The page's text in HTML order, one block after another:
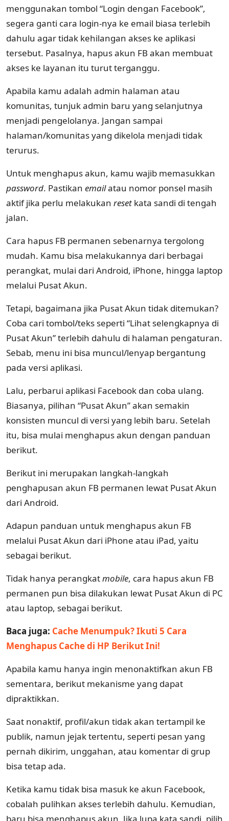
menggunakan tombol “Login dengan Facebook”,
segera ganti cara login-nya ke email biasa terlebih
dahulu agar tidak kehilangan akses ke aplikasi
tersebut. Pasalnya, hapus akun FB akan membuat
akses ke layanan itu turut terganggu.
Apabila kamu adalah admin halaman atau
komunitas, tunjuk admin baru yang selanjutnya
menjadi pengelolanya. Jangan sampai
halaman/komunitas yang dikelola menjadi tidak
terurus.
Untuk menghapus akun, kamu wajib memasukkan
password. Pastikan emailatau nomor ponsel masih
aktif jika perlu melakukan reset kata sandi di tengah
jalan.
Cara hapus FB permanen sebenarnya tergolong
mudah. Kamu bisa melakukannya dari berbagai
perangkat, mulai dari Android, iPhone, hingga laptop
melalui Pusat Akun.
Tetapi, bagaimana jika Pusat Akun tidak ditemukan?
Coba cari tombol/teks seperti “Lihat selengkapnya di
Pusat Akun” terlebih dahulu di halaman pengaturan.
Sebab, menu ini bisa muncul/lenyap bergantung
pada versi aplikasi.
Lalu, perbarui aplikasi Facebook dan coba ulang.
Biasanya, pilihan “Pusat Akun” akan semakin
konsisten muncul di versi yang lebih baru. Setelah
itu, bisa mulai menghapus akun dengan panduan
berikut.
Berikut ini merupakan langkah-langkah
penghapusan akun FB permanen lewat Pusat Akun
dari Android.
Adapun panduan untuk menghapus akun FB
melalui Pusat Akun dari iPhone atau iPad, yaitu
sebagai berikut.
Tidak hanya perangkatmobile, cara hapus akun FB
permanen pun bisa dilakukan lewat Pusat Akun di PC
atau laptop, sebagai berikut.
Baca juga: Cache Menumpuk? Ikuti 5 Cara
Menghapus Cache di HP Berikut Ini!
Apabila kamu hanya ingin menonaktifkan akun FB
sementara, berikut mekanisme yang dapat
dipraktikkan.
Saat nonaktif, profil/akun tidak akan tertampil ke
publik, namun jejak tertentu, seperti pesan yang
pernah dikirim, unggahan, atau komentar di grup
bisa tetap ada.
Ketika kamu tidak bisa masuk ke akun Facebook,
cobalah pulihkan akses terlebih dahulu. Kemudian,